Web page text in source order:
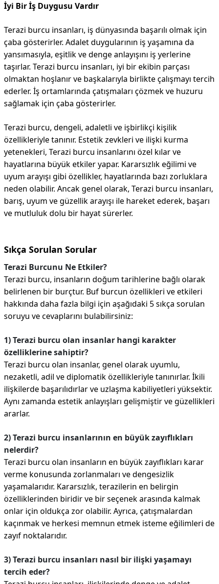
İyi Bir İş Duygusu Vardır
Terazi burcu insanları, iş dünyasında başarılı olmak için
çaba gösterirler. Adalet duygularının iş yaşamına da
yansımasıyla, eşitlik ve denge anlayışını iş yerlerine
taşırlar. Terazi burcu insanları, iyi bir ekibin parçası
olmaktan hoşlanır ve başkalarıyla birlikte çalışmayı tercih
ederler. İş ortamlarında çatışmaları çözmek ve huzuru
sağlamak için çaba gösterirler.
Terazi burcu, dengeli, adaletli ve işbirlikçi kişilik
özellikleriyle tanınır. Estetik zevkleri ve ilişki kurma
yetenekleri, Terazi burcu insanlarını özel kılar ve
hayatlarına büyük etkiler yapar. Kararsızlık eğilimi ve
uyum arayışı gibi özellikler, hayatlarında bazı zorluklara
neden olabilir. Ancak genel olarak, Terazi burcu insanları,
barış, uyum ve güzellik arayışı ile hareket ederek, başarı
ve mutluluk dolu bir hayat sürerler.
Sıkça Sorulan Sorular
Terazi Burcunu Ne Etkiler?
Terazi burcu, insanların doğum tarihlerine bağlı olarak
belirlenen bir burçtur. Buf burcun özellikleri ve etkileri
hakkında daha fazla bilgi için aşağıdaki 5 sıkça sorulan
soruyu ve cevaplarını bulabilirsiniz:
1) Terazi burcu olan insanlar hangi karakter
özelliklerine sahiptir?
Terazi burcu olan insanlar, genel olarak uyumlu,
nezaketli, adil ve diplomatik özellikleriyle tanınırlar. İkili
ilişkilerde başarılıdırlar ve uzlaşma kabiliyetleri yüksektir.
Aynı zamanda estetik anlayışları gelişmiştir ve güzellikleri
ararlar.
2) Terazi burcu insanlarının en büyük zayıflıkları
nelerdir?
Terazi burcu olan insanların en büyük zayıflıkları karar
verme konusunda zorlanmaları ve dengesizlik
yaşamalarıdır. Kararsızlık, terazilerin en belirgin
özelliklerinden biridir ve bir seçenek arasında kalmak
onlar için oldukça zor olabilir. Ayrıca, çatışmalardan
kaçınmak ve herkesi memnun etmek isteme eğilimleri de
zayıf noktalarıdır.
3) Terazi burcu insanları nasıl bir ilişki yaşamayı
tercih eder?